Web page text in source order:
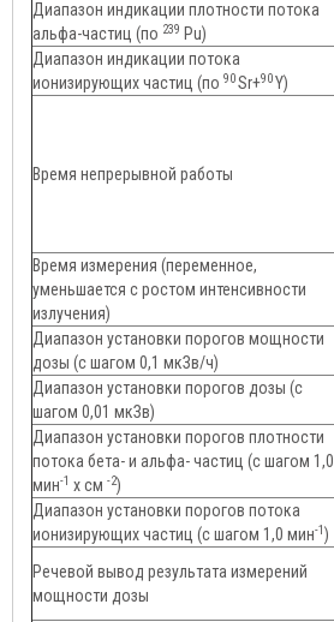
Диапазон индикации плотности потока
альфа-частиц (по 239 Pu)
Диапазон индикации потока
ионизирующих частиц (по 90Sr+90Y)
Время непрерывной работы
Время измерения (переменное,
уменьшается с ростом интенсивности
излучения)
Диапазон установки порогов мощности
дозы (с шагом 0,1 мкЗв/ч)
Диапазон установки порогов дозы (с
шагом 0,01 мкЗв)
Диапазон установки порогов плотности
потока бета- и альфа- частиц (с шагом 1,0
мин-1 х см -2)
Диапазон установки порогов потока
ионизирующих частиц (с шагом 1,0 мин-1)
Речевой вывод результата измерений
мощности дозы